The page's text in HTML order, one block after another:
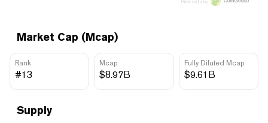
Market Cap (Mcap)
Rank
#13
Mcap
$8.97B
Fully Diluted Mcap
$9.61B
Supply